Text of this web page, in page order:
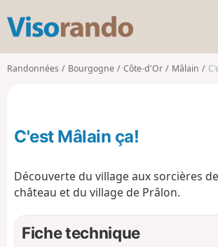
s
o
o
Randonnées Bourgogne Côte-d'Or Mâlain
C'est Mâlain ça!
Découverte du village aux sorcières
château et du village de Prâlon.
Fiche technique